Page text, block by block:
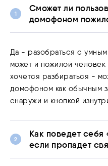
Сможет ли
домофоном
Да - разобраться с
может и пожилой
хочется разбираться -
домофоном как обычным
снаружи и кнопкой
Как поведет
если пропадет